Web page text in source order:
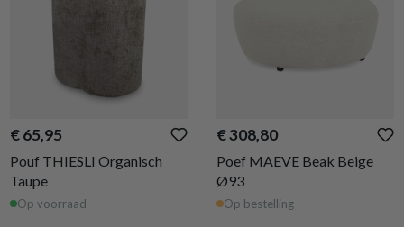
€ 65,95
Pouf THIESLI Organisch
Taupe
Op voorraad
€ 308,80
Poef MAEVE Beak Beige
Ø93
Op bestelling